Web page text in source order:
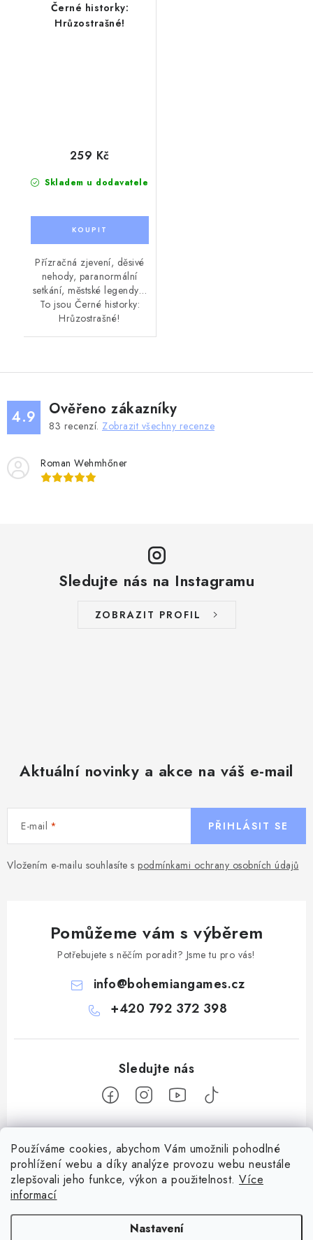
Používáme cookies, abychom Vám umožnili pohodlné
prohlížení webu a díky analýze provozu webu neustále
zlepšovali jeho funkce, výkon a použitelnost. Více
informací
Nastavení
Černé historky:
Hrůzostrašné!
Skladem u dodavatele
259 Kč
Přízračná zjevení, děsivé
nehody, paranormální
setkání, městské legendy…
To jsou Černé historky:
Hrůzostrašné!
4.9 Ověřeno zákazníky
83 recenzí. Zobrazit všechny recenze
Roman Wehmhőner
Sledujte nás na Instagramu
ZOBRAZIT PROFIL
Aktuální novinky a akce na váš e-mail
E-mail
Vložením e-mailu souhlasíte s podmínkami ochrany osobních údajů
PŘIHLÁSIT SE
Pomůžeme vám s výběrem
Potřebujete s něčím poradit? Jsme tu pro vás!
info@bohemiangames.cz
+420 792 372 398
Z
Informace pro vás
Obchodní podmínky
Doprava a platba
Facebook